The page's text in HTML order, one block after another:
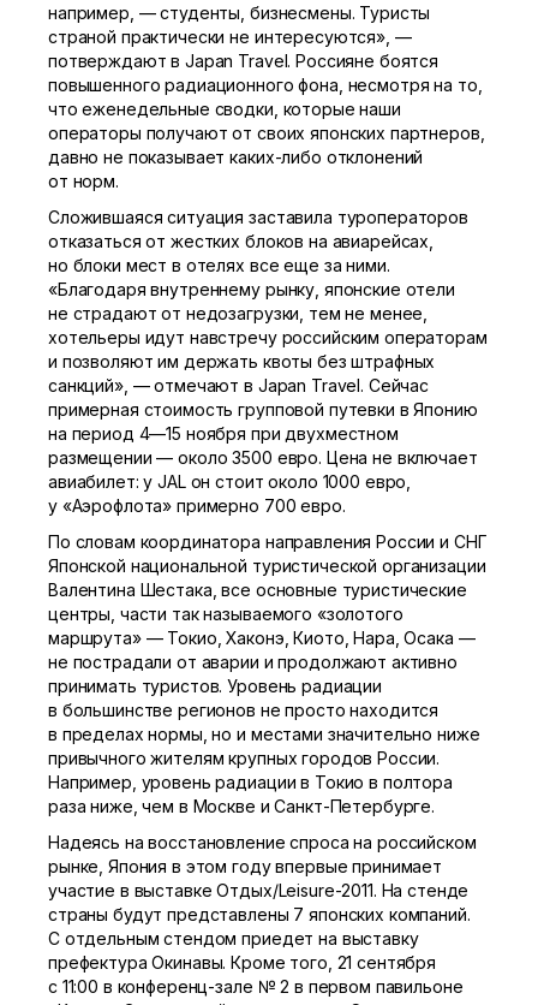
например, — студенты, бизнесмены. Туристы
страной практически не интересуются», —
потверждают в Japan Travel. Россияне боятся
повышенного радиационного фона, несмотря на то,
что еженедельные сводки, которые наши
операторы получают от своих японских партнеров,
давно не показываеткаких-либо отклонений
от норм.
Сложившаяся ситуация заставила туроператоров
отказаться от жестких блоков на авиарейсах,
но блоки мест в отелях все еще за ними.
«Благодаря внутреннему рынку, японские отели
не страдают от недозагрузки, тем не менее,
хотельеры идут навстречу российским операторам
и позволяют им держать квоты без штрафных
санкций», — отмечают в Japan Travel. Сейчас
примерная стоимость групповой путевки в Японию
на период 4—15 ноября при двухместном
размещении — около 3500 евро. Цена не включает
авиабилет: у JAL он стоит около 1000 евро,
у «Аэрофлота» примерно 700 евро.
По словам координатора направления России и СНГ
Японской национальной туристической организации
Валентина Шестака, все основные туристические
центры, части так называемого «золотого
маршрута» — Токио, Хаконэ, Киото, Нара, Осака —
не пострадали от аварии и продолжают активно
принимать туристов. Уровень радиации
в большинстве регионов не просто находится
в пределах нормы, но и местами значительно ниже
привычного жителям крупных городов России.
Например, уровень радиации в Токио в полтора
раза ниже, чем в Москве иСанкт-Петербурге.
Надеясь на восстановление спроса на российском
рынке, Япония в этом году впервые принимает
участие в выставке Отдых/Leisure-2011. На стенде
страны будут представлены 7 японских компаний.
С отдельным стендом приедет на выставку
префектура Окинавы. Кроме того, 21 сентября
с 11:00 в конференц-зале № 2 в первом павильоне